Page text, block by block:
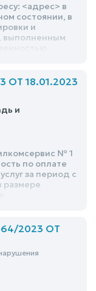
<адрес> в
состоянии, в
и
выполненным
18.01.2023
и
№ 1
по оплате
за период с
размере
3 577 рублей
2023 ОТ